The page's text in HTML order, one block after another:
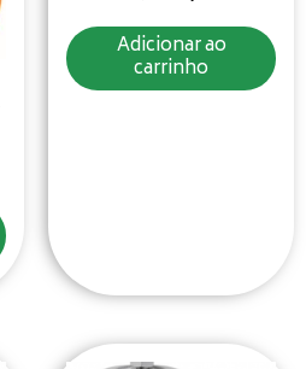
Adicionar ao
carrinho